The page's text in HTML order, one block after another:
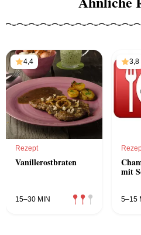
4,4
Rezept
Vanillerostbraten
15–30 MIN
3,8
mit
5–15